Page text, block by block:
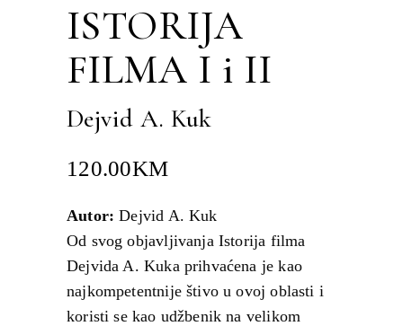
ISTORIJA
FILMA I i II
Dejvid A. Kuk
120.00KM
Autor:Dejvid A. Kuk
Od svog objavljivanja Istorija filma
Dejvida A. Kuka prihvaćena je kao
najkompetentnije štivo u ovoj oblasti i
koristi se kao udžbenik na velikom